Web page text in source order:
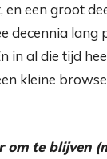
een groot
decennia lang
in al die tijd
kleine
te blijven